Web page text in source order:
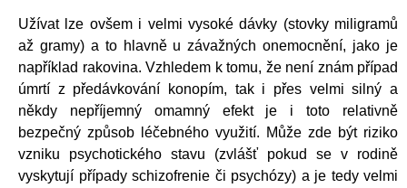
Užívat lze ovšem i velmi vysoké dávky (stovky miligramů
až gramy) a to hlavně u závažných onemocnění, jako je
například rakovina. Vzhledem k tomu, že není znám případ
úmrtí z předávkování konopím, tak i přes velmi silný a
někdy nepříjemný omamný efekt je i toto relativně
bezpečný způsob léčebného využití. Může zde být riziko
vzniku psychotického stavu (zvlášť pokud se v rodině
vyskytují případy schizofrenie či psychózy) a je tedy velmi